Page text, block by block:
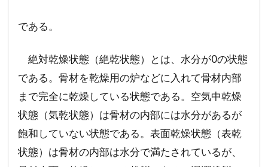
である。
絶対乾燥状態（絶乾状態）とは、水分が0の状態
である。骨材を乾燥用の炉などに入れて骨材内部
まで完全に乾燥している状態である。空気中乾燥
状態（気乾状態）は骨材の内部には水分があるが
飽和していない状態である。表面乾燥状態（表乾
状態）は骨材の内部は水分で満たされているが、